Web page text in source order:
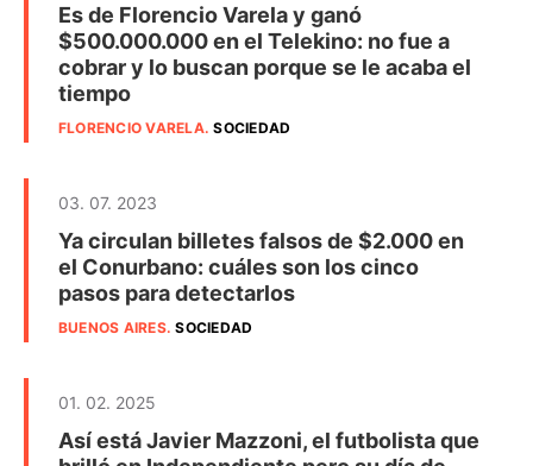
Es de Florencio Varela y ganó
$500.000.000 en el Telekino: no fue a
cobrar y lo buscan porque se le acaba el
tiempo
FLORENCIO VARELA.SOCIEDAD
03. 07. 2023
Ya circulan billetes falsos de $2.000 en
el Conurbano: cuáles son los cinco
pasos para detectarlos
BUENOS AIRES.SOCIEDAD
01. 02. 2025
Así está Javier Mazzoni, el futbolista que